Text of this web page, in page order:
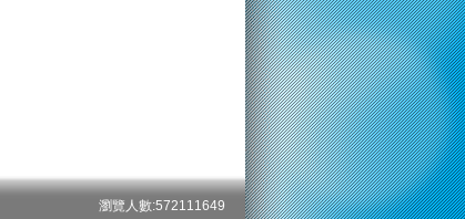
瀏覽人數:572111649